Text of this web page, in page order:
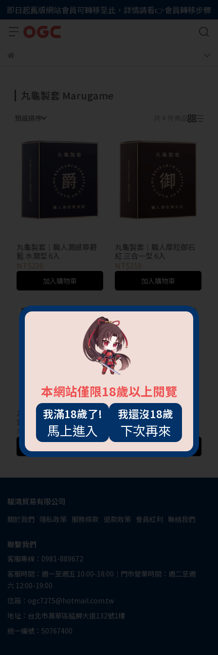
本網站僅限18歲以上閱覽
我滿18歲了!
馬上進入
我還沒18歲
下次再來
才能閱覽OGC網站
回上一頁
即日起舊版網站會員可轉移至此，詳情請看👉會員轉移步驟
丸龜製套 Marugame
預設排序
丸龜製套｜職人潤感尊爵
藍 水潤型 6入
NT$210
加入購物車
丸龜製套｜職人摩粒御石
紅 三合一型 6入
NT$210
加入購物車
丸龜製套｜職人超薄武士
金 超薄型 6入
NT$210
丸龜製套｜職人柔旋鎧甲
灰 環紋型 6入
NT$210
駿鴻貿易有限公司
關於我們 隱私政策 服務條款 退款政策 會員紅利 聯絡我們
聯繫我們
客服專線：0981-889672
客服時間：週一至週五 10:00-18:00｜門市營業時間：週二至週
六 12:00-19:00
信箱：ogc7275@hotmail.com.tw
地址：台北市萬華區艋舺大道132號1樓
統一編號：50767400